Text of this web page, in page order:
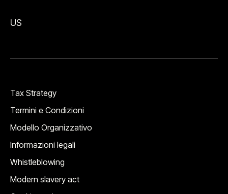
US
Tax Strategy
Termini e Condizioni
Modello Organizzativo
Informazioni legali
Whistleblowing
Modern slavery act